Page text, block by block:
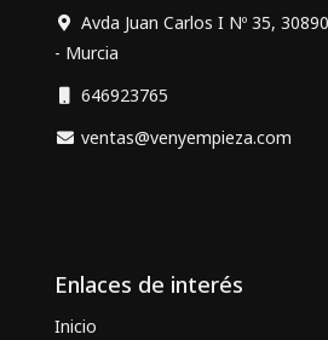
Avda Juan Carlos I Nº 35,
- Murcia
646923765
ventas@venyempieza.com
Enlaces de interés
Inicio